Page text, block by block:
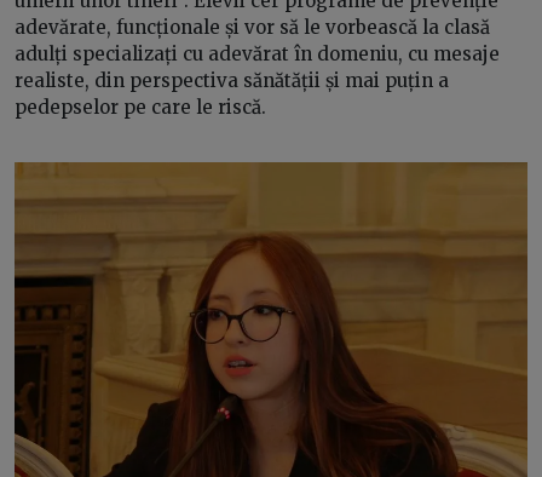
adevărate, funcționale și vor să le vorbească la clasă
adulți specializați cu adevărat în domeniu, cu mesaje
realiste, din perspectiva sănătății și mai puțin a
pedepselor pe care le riscă.